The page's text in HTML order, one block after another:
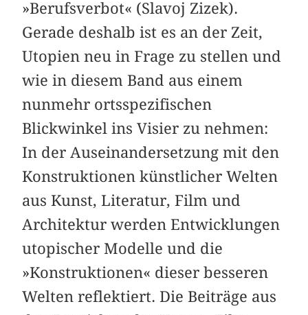
»Berufsverbot« (Slavoj Zizek).
Gerade deshalb ist es an der Zeit,
Utopien neu in Frage zu stellen und
wie in diesem Band aus einem
nunmehr ortsspezifischen
Blickwinkel ins Visier zu nehmen:
In der Auseinandersetzung mit den
Konstruktionen künstlicher Welten
aus Kunst, Literatur, Film und
Architektur werden Entwicklungen
utopischer Modelle und die
»Konstruktionen« dieser besseren
Welten reflektiert. Die Beiträge aus